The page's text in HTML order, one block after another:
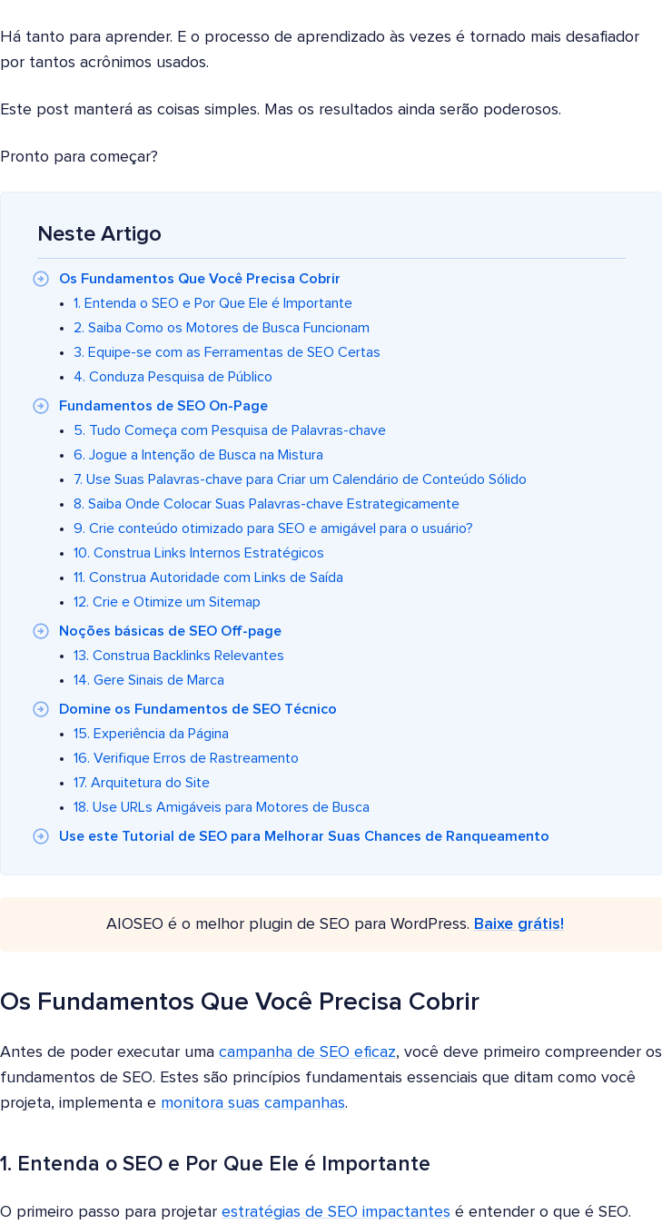
Há tanto para aprender. E o processo de aprendizado às vezes é tornado mais desafiador
por tantos acrônimos usados.
Este post manterá as coisas simples. Mas os resultados ainda serão poderosos.
Pronto para começar?
Neste Artigo
Os Fundamentos Que Você Precisa Cobrir
1. Entenda o SEO e Por Que Ele é Importante
2. Saiba Como os Motores de Busca Funcionam
3. Equipe-se com as Ferramentas de SEO Certas
4. Conduza Pesquisa de Público
Fundamentos de SEO On-Page
5. Tudo Começa com Pesquisa de Palavras-chave
6. Jogue a Intenção de Busca na Mistura
7. Use Suas Palavras-chave para Criar um Calendário de Conteúdo Sólido
8. Saiba Onde Colocar Suas Palavras-chave Estrategicamente
9. Crie conteúdo otimizado para SEO e amigável para o usuário?
10. Construa Links Internos Estratégicos
11. Construa Autoridade com Links de Saída
12. Crie e Otimize um Sitemap
Noções básicas de SEO Off-page
13. Construa Backlinks Relevantes
14. Gere Sinais de Marca
Domine os Fundamentos de SEO Técnico
15. Experiência da Página
16. Verifique Erros de Rastreamento
17. Arquitetura do Site
18. Use URLs Amigáveis para Motores de Busca
Use este Tutorial de SEO para Melhorar Suas Chances de Ranqueamento
AIOSEO é o melhor plugin de SEO para WordPress. Baixe grátis!
Os Fundamentos Que Você Precisa Cobrir
Antes de poder executar uma campanha de SEO eficaz, você deve primeiro compreender os
fundamentos de SEO. Estes são princípios fundamentais essenciais que ditam como você
projeta, implementa e monitora suas campanhas.
1. Entenda o SEO e Por Que Ele é Importante
O primeiro passo para projetar estratégias de SEO impactantes é entender o que é SEO.